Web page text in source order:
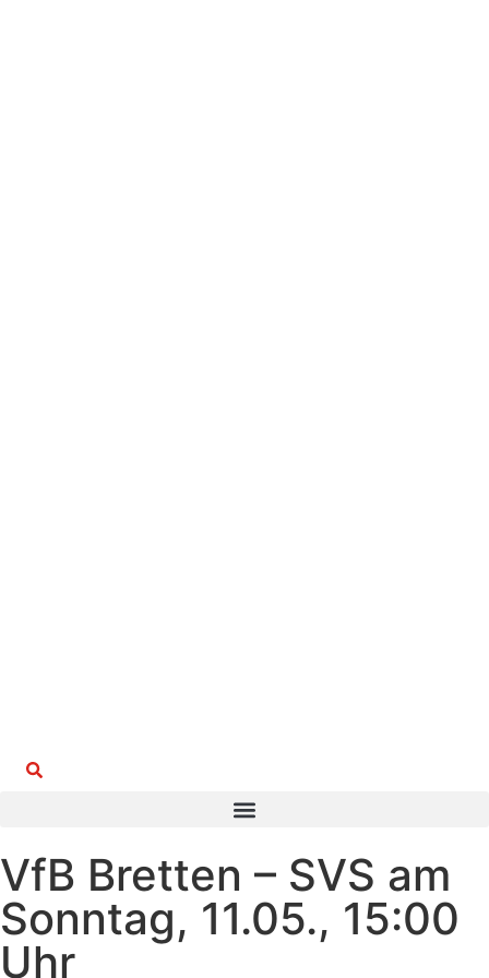
Suchen
VfB Bretten – SVS am
Sonntag, 11.05., 15:00
Uhr